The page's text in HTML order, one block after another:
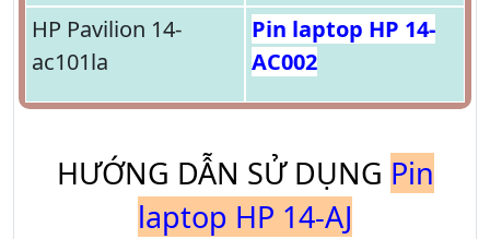
HP Pavilion 14-
ac101la
Pin laptop HP 14-
AC002
HƯỚNG DẪN SỬ DỤNG Pin
laptop HP 14-AJ